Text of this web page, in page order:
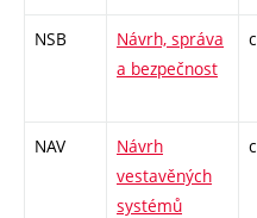
NSB
Návrh, správa
a bezpečnost
NAV
Návrh
vestavěných
systémů